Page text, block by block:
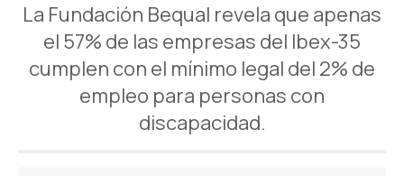
La Fundación Bequal revela que apenas
el 57% de las empresas del Ibex-35
cumplen con el mínimo legal del 2% de
empleo para personas con
discapacidad.